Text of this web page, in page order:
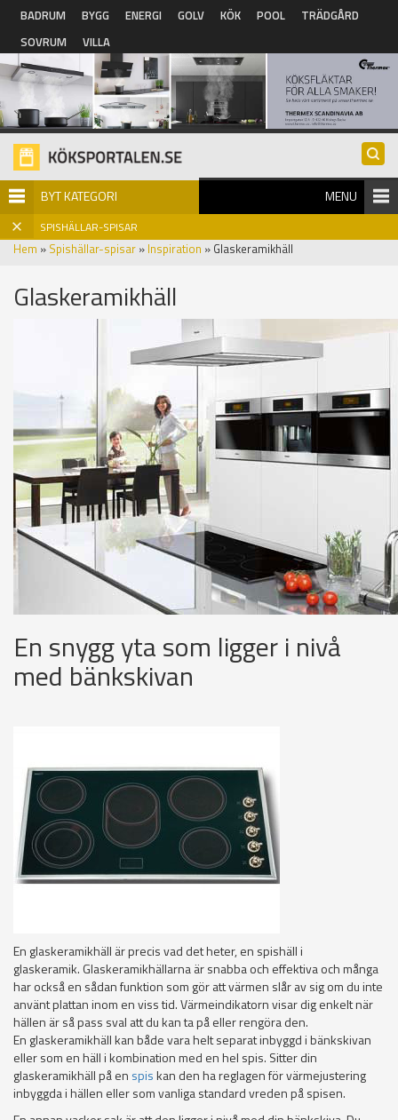
Hoppa till huvudinnehåll
BADRUM BYGG ENERGI GOLV KÖK POOL
TRÄDGÅRD
SOVRUM
VILLA
BYT KATEGORI MENU
SPISHÄLLAR-SPISAR
Hem » Spishällar-spisar » Inspiration » Glaskeramikhäll
Glaskeramikhäll
En snygg yta som ligger i nivå
med bänkskivan
En glaskeramikhäll är precis vad det heter, en spishäll i
glaskeramik. Glaskeramikhällarna är snabba och effektiva och många
har också en sådan funktion som gör att värmen slår av sig om du inte
använt plattan inom en viss tid. Värmeindikatorn visar dig enkelt när
hällen är så pass sval att du kan ta på eller rengöra den.
En glaskeramikhäll kan både vara helt separat inbyggd i bänkskivan
eller som en häll i kombination med en hel spis. Sitter din
glaskeramikhäll på en spiskan den ha reglagen för värmejustering
inbyggda i hällen eller som vanliga standard vreden på spisen.